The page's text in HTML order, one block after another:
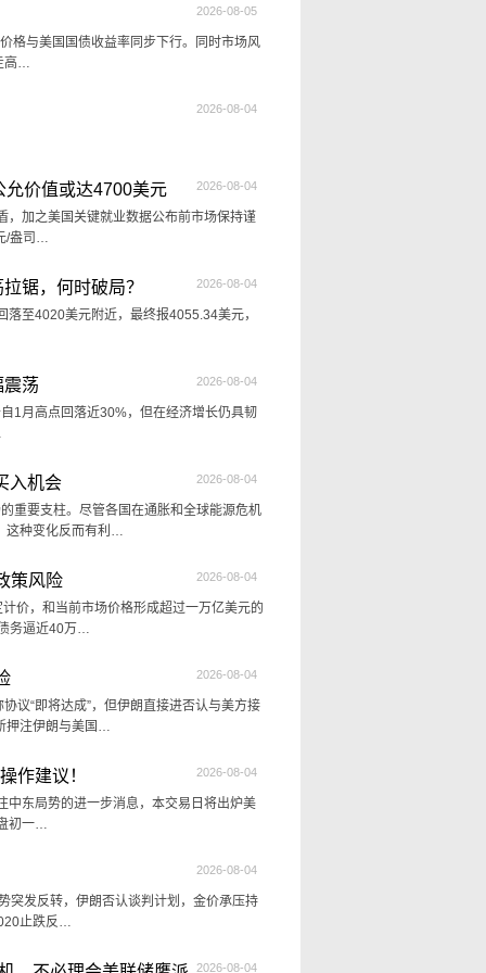
2026-08-05
格与美国国债收益率同步下行。同时市场风
高…
2026-08-04
2026-08-04
允价值或达4700美元
加之美国关键就业数据公布前市场保持谨
/盎司…
2026-08-04
锯，何时破局？
至4020美元附近，最终报4055.34美元，
2026-08-04
震荡
1月高点回落近30%，但在经济增长仍具韧
2026-08-04
入机会
重要支柱。尽管各国在通胀和全球能源危机
这种变化反而有利…
2026-08-04
策风险
价，和当前市场价格形成超过一万亿美元的
务逼近40万…
2026-08-04
议“即将达成”，但伊朗直接进否认与美方接
押注伊朗与美国…
2026-08-04
作建议！
东局势的进一步消息，本交易日将出炉美
初一…
2026-08-04
突发反转，伊朗否认谈判计划，金价承压持
止跌反…
2026-08-04